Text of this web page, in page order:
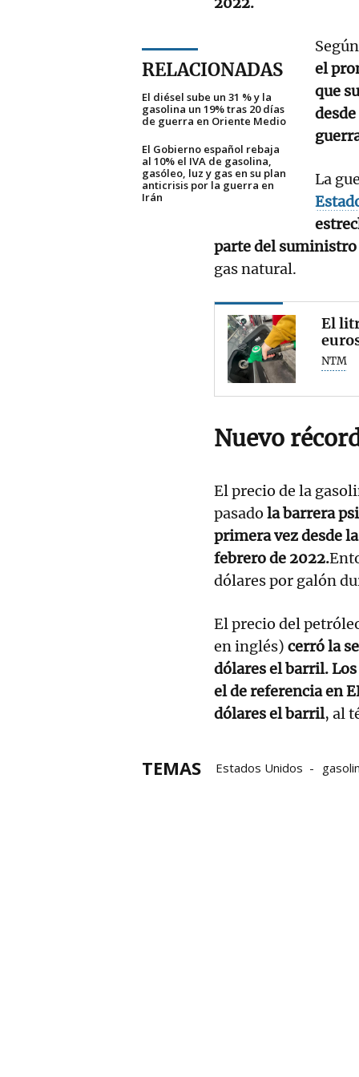
RELACIONADAS
El diésel sube un 31 % y la
gasolina un 19% tras 20 días
de guerra en Oriente Medio
El Gobierno español rebaja
al 10% el IVA de gasolina,
gasóleo, luz y gas en su plan
anticrisis por la guerra en
Irán
el
que
La
parte del
gas natural.
El
NTM
Nuevo
El precio de la
pasado la barrera
primera vez desde
febrero de 2022.
dólares por galón
El precio del
en inglés) cerró la
dólares el barril.
el de referencia en
dólares el barril, al
TEMAS Estados Unidos